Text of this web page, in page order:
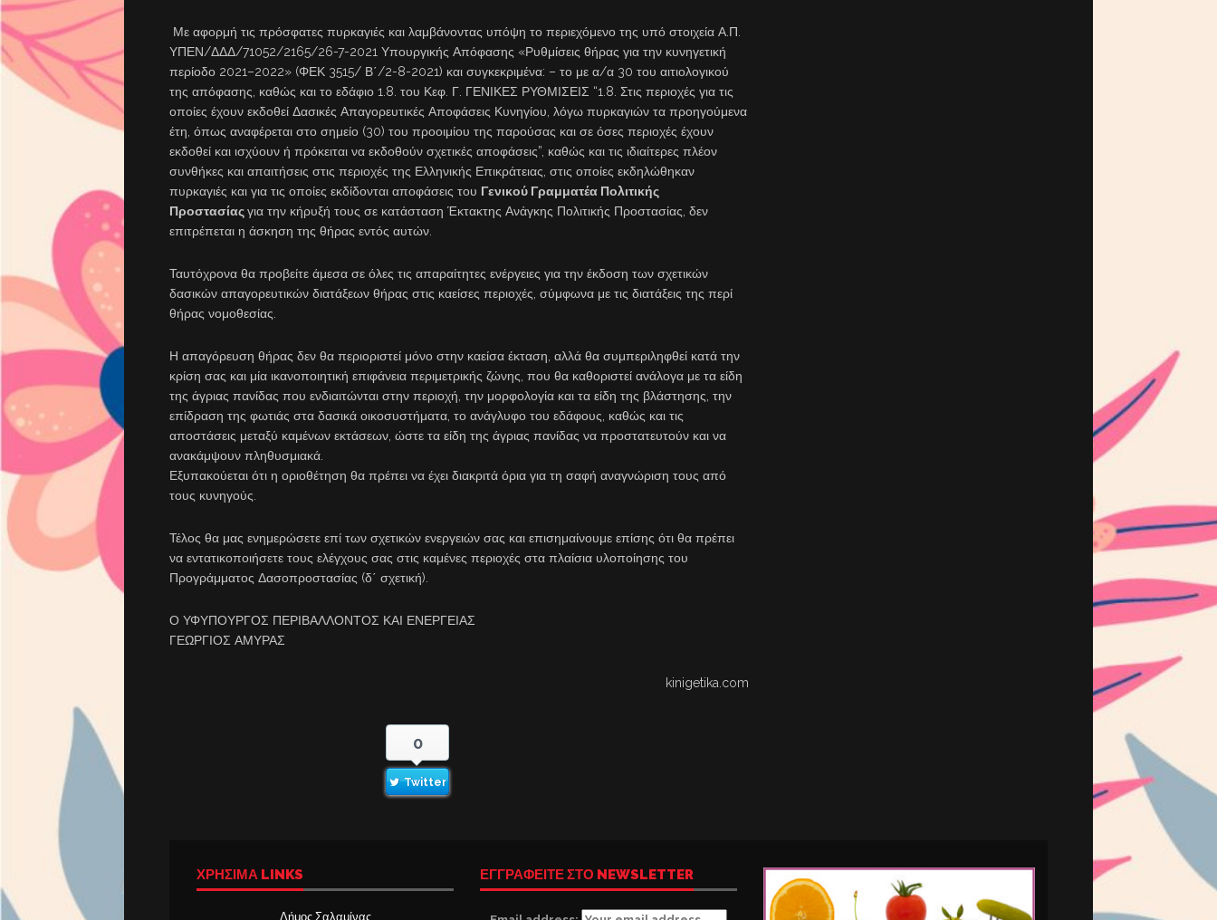
Με αφορμή τις πρόσφατες πυρκαγιές και λαμβάνοντας υπόψη το περιεχόμενο της υπό στοιχεία Α.Π.
ΥΠΕΝ/ΔΔΔ/71052/2165/26-7-2021 Υπουργικής Απόφασης «Ρυθμίσεις θήρας για την κυνηγετική
περίοδο 2021–2022» (ΦΕΚ 3515/ Β΄/2-8-2021) και συγκεκριμένα: – το με α/α 30 του αιτιολογικού
της απόφασης, καθώς και το εδάφιο 1.8. του Κεφ. Γ. ΓΕΝΙΚΕΣ ΡΥΘΜΙΣΕΙΣ “1.8. Στις περιοχές για τις
οποίες έχουν εκδοθεί Δασικές Απαγορευτικές Αποφάσεις Κυνηγίου, λόγω πυρκαγιών τα προηγούμενα
έτη, όπως αναφέρεται στο σημείο (30) του προοιμίου της παρούσας και σε όσες περιοχές έχουν
εκδοθεί και ισχύουν ή πρόκειται να εκδοθούν σχετικές αποφάσεις”, καθώς και τις ιδιαίτερες πλέον
συνθήκες και απαιτήσεις στις περιοχές της Ελληνικής Επικράτειας, στις οποίες εκδηλώθηκαν
πυρκαγιές και για τις οποίες εκδίδονται αποφάσεις του Γενικού Γραμματέα Πολιτικής
Προστασίαςγια την κήρυξή τους σε κατάσταση Έκτακτης Ανάγκης Πολιτικής Προστασίας, δεν
επιτρέπεται η άσκηση της θήρας εντός αυτών.
Ταυτόχρονα θα προβείτε άμεσα σε όλες τις απαραίτητες ενέργειες για την έκδοση των σχετικών
δασικών απαγορευτικών διατάξεων θήρας στις καείσες περιοχές, σύμφωνα με τις διατάξεις της περί
θήρας νομοθεσίας.
Η απαγόρευση θήρας δεν θα περιοριστεί μόνο στην καείσα έκταση, αλλά θα συμπεριληφθεί κατά την
κρίση σας και μία ικανοποιητική επιφάνεια περιμετρικής ζώνης, που θα καθοριστεί ανάλογα με τα είδη
της άγριας πανίδας που ενδιαιτώνται στην περιοχή, την μορφολογία και τα είδη της βλάστησης, την
επίδραση της φωτιάς στα δασικά οικοσυστήματα, το ανάγλυφο του εδάφους, καθώς και τις
αποστάσεις μεταξύ καμένων εκτάσεων, ώστε τα είδη της άγριας πανίδας να προστατευτούν και να
ανακάμψουν πληθυσμιακά.
Εξυπακούεται ότι η οριοθέτηση θα πρέπει να έχει διακριτά όρια για τη σαφή αναγνώριση τους από
τους κυνηγούς.
Τέλος θα μας ενημερώσετε επί των σχετικών ενεργειών σας και επισημαίνουμε επίσης ότι θα πρέπει
να εντατικοποιήσετε τους ελέγχους σας στις καμένες περιοχές στα πλαίσια υλοποίησης του
Προγράμματος Δασοπροστασίας (δ΄ σχετική).
Ο ΥΦΥΠΟΥΡΓΟΣ ΠΕΡΙΒΑΛΛΟΝΤΟΣ ΚΑΙ ΕΝΕΡΓΕΙΑΣ
ΓΕΩΡΓΙΟΣ ΑΜΥΡΑΣ
kinigetika.com
0
Twitter
ΧΡΉΣΙΜΑ LINKS
Δήμος Σαλαμίνας
ΕΓΓΡΑΦΕΙΤΕ ΣΤΟ NEWSLETTER